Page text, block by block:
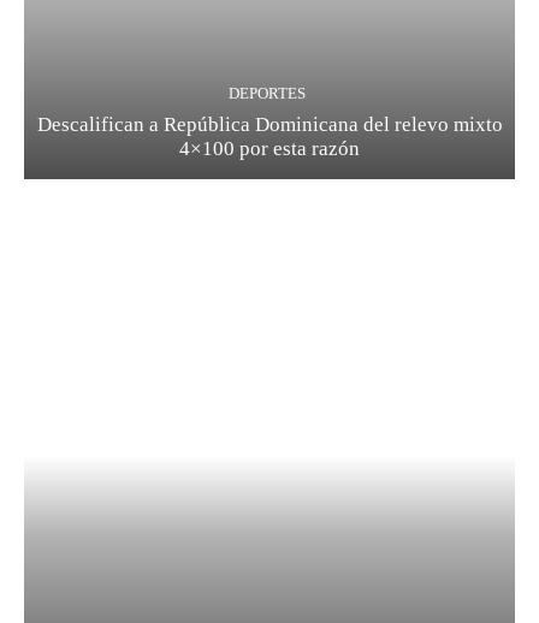
DEPORTES
Descalifican a República Dominicana del relevo mixto
4×100 por esta razón